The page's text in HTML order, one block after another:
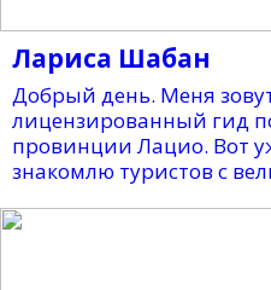
Лариса Шабан
Добрый день. Меня
лицензированный гид
провинции Лацио. Вот
знакомлю туристов с